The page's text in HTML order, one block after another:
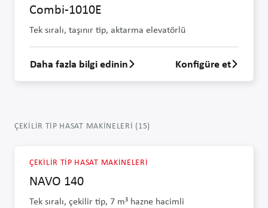
Combi-1010E
Tek sıralı, taşınır tip, aktarma elevatörlü
Combi-1010E hakkında daha fazla bilgi
Daha fazla bilgi edinin Konfigüre et
ÇEKILIR TIP HASAT MAKINELERI (15)
ÇEKILIR TIP HASAT MAKINELERI
NAVO 140
Tek sıralı, çekilir tip, 7 m³ hazne hacimli